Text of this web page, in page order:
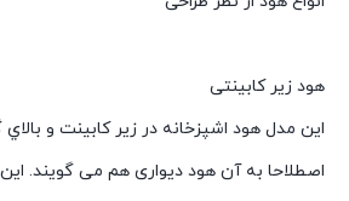
هود زیر کابینتی
اين مدل هود اشپزخانه در زیر کابينت و
اصطلاحا به آن هود ديواری هم می گویند.